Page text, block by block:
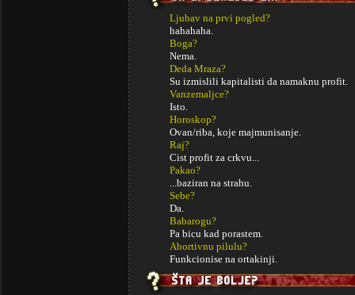
Ljubav na prvi pogled?
hahahaha.
Boga?
Nema.
Deda Mraza?
Su izmislili kapitalisti da namaknu profit.
Vanzemaljce?
Isto.
Horoskop?
Ovan/riba, koje majmunisanje.
Raj?
Cist profit za crkvu...
Pakao?
...baziran na strahu.
Sebe?
Da.
Babarogu?
Pa bicu kad porastem.
Abortivnu pilulu?
Funkcionise na ortakinji.